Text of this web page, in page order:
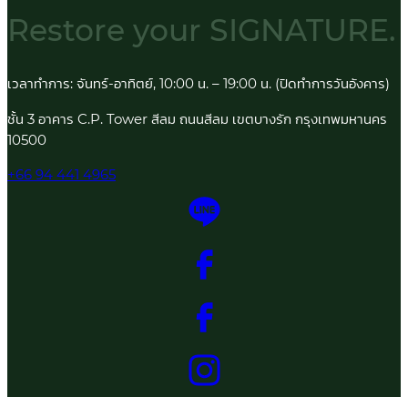
Restore your SIGNATURE.
เวลาทำการ: จันทร์-อาทิตย์, 10:00 น. – 19:00 น. (ปิดทำการวันอังคาร)
ชั้น 3 อาคาร C.P. Tower สีลม ถนนสีลม เขตบางรัก กรุงเทพมหานคร
10500
+66 94 441 4965